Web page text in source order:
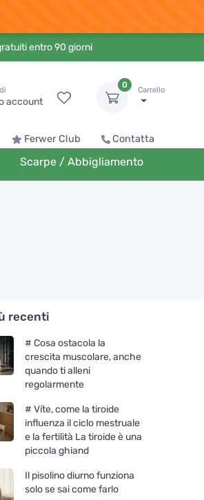
entro 90 giorni
account
0
Carrello
Ferwer Club Contatta
Scarpe / Abbigliamento
recenti
# Cosa ostacola la
crescita muscolare, anche
quando ti alleni
regolarmente
# Víte, come la tiroide
influenza il ciclo mestruale
e la fertilità La tiroide è una
piccola ghiand
Il pisolino diurno funziona
solo se sai come farlo